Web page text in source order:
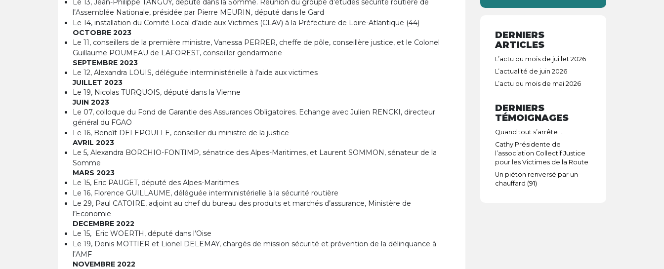
Le 13, Jean-Philippe TANGUY, député dans la Somme. Réunion du groupe d’études sécurité routière de
l’Assemblée Nationale, présidée par Pierre MEURIN, député dans le Gard
Le 14, installation du Comité Local d’aide aux Victimes (CLAV) à la Préfecture de Loire-Atlantique (44)
OCTOBRE 2023
Le 11, conseillers de la première ministre, Vanessa PERRER, cheffe de pôle, conseillère justice, et le Colonel
Guillaume POUMEAU de LAFOREST, conseiller gendarmerie
SEPTEMBRE 2023
Le 12, Alexandra LOUIS, déléguée interministérielle à l’aide aux victimes
JUILLET 2023
Le 19, Nicolas TURQUOIS, député dans la Vienne
JUIN 2023
Le 07, colloque du Fond de Garantie des Assurances Obligatoires. Echange avec Julien RENCKI, directeur
général du FGAO
Le 16, Benoît DELEPOULLE, conseiller du ministre de la justice
AVRIL 2023
Le 5, Alexandra BORCHIO-FONTIMP, sénatrice des Alpes-Maritimes, et Laurent SOMMON, sénateur de la
Somme
MARS 2023
Le 15, Eric PAUGET, député des Alpes-Maritimes
Le 16, Florence GUILLAUME, déléguée interministérielle à la sécurité routière
Le 29, Paul CATOIRE, adjoint au chef du bureau des produits et marchés d’assurance, Ministère de
l’Economie
DECEMBRE 2022
Le 15, Eric WOERTH, député dans l’Oise
Le 19, Denis MOTTIER et Lionel DELEMAY, chargés de mission sécurité et prévention de la délinquance à
l’AMF
NOVEMBRE 2022
DERNIERS
ARTICLES
L’actu du mois de juillet 2026
L’actualité de juin 2026
L’actu du mois de mai 2026
DERNIERS
TÉMOIGNAGES
Quand tout s’arrête …
Cathy Présidente de
l’association Collectif Justice
pour les Victimes de la Route
Un piéton renversé par un
chauffard (91)